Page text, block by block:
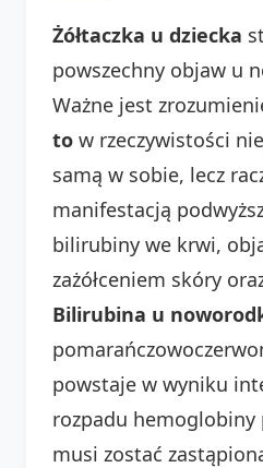
Żółtaczka u dziecka
powszechny objaw u
Ważne jest
to w rzeczywistości
samą w sobie, lecz
manifestacją
bilirubiny we krwi,
zażółceniem skóry
Bilirubina u
powstaje w wyniku
rozpadu hemoglobiny
musi zostać